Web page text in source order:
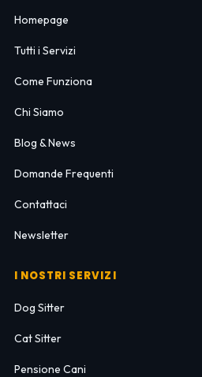
Homepage
Tutti i Servizi
Come Funziona
Chi Siamo
Blog & News
Domande Frequenti
Contattaci
Newsletter
I NOSTRI SERVIZI
Dog Sitter
Cat Sitter
Pensione Cani